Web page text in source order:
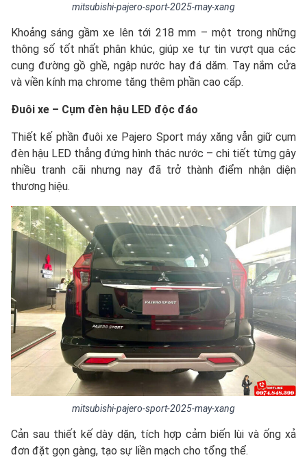
mitsubishi-pajero-sport-2025-may-xang
Khoảng sáng gầm xe lên tới 218 mm – một trong những
thông số tốt nhất phân khúc, giúp xe tự tin vượt qua các
cung đường gồ ghề, ngập nước hay đá dăm. Tay nắm cửa
và viền kính mạ chrome tăng thêm phần cao cấp.
Đuôi xe – Cụm đèn hậu LED độc đáo
Thiết kế phần đuôi xe Pajero Sport máy xăng vẫn giữ cụm
đèn hậu LED thẳng đứng hình thác nước – chi tiết từng gây
nhiều tranh cãi nhưng nay đã trở thành điểm nhận diện
thương hiệu.
mitsubishi-pajero-sport-2025-may-xang
Cản sau thiết kế dày dặn, tích hợp cảm biến lùi và ống xả
đơn đặt gọn gàng, tạo sự liền mạch cho tổng thể.